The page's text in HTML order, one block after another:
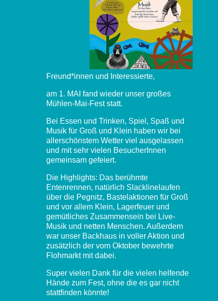
Freund*innen und Interessierte,
am 1. MAI fand wieder unser großes
Mühlen-Mai-Fest statt.
Bei Essen und Trinken, Spiel, Spaß und
Musik für Groß und Klein haben wir bei
allerschönstem Wetter viel ausgelassen
und mit sehr vielen BesucherInnen
gemeinsam gefeiert.
Die Highlights: Das berühmte
Entenrennen, natürlich Slacklinelaufen
über die Pegnitz, Bastelaktionen für Groß
und vor allem Klein, Lagerfeuer und
gemütliches Zusammensein bei Live-
Musik und netten Menschen. Außerdem
war unser Backhaus in voller Aktion und
zusätzlich der vom Oktober bewehrte
Flohmarkt mit dabei.
Super vielen Dank für die vielen helfende
Hände zum Fest, ohne die es gar nicht
stattfinden könnte!